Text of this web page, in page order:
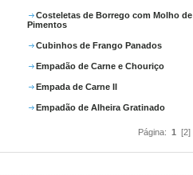
Costeletas de Borrego com Molho de
Pimentos
Cubinhos de Frango Panados
Empadão de Carne e Chouriço
Empada de Carne II
Empadão de Alheira Gratinado
Página: 1 [2]